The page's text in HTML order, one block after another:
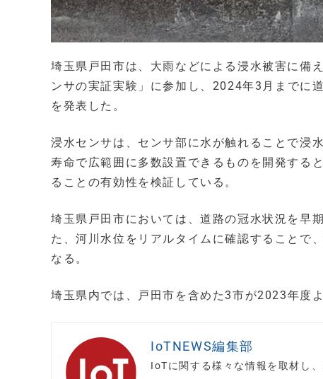
埼玉県戸田市は、大雨などによる浸水被害に備
ンサの実証実験」に参加し、2024年3月までに
を発表した。
浸水センサは、センサ部に水が触れることで浸
寿命で広範囲に多数設置できるものを開発する
ることの有効性を検証している。
埼玉県戸田市においては、道路の冠水状況を早
た、河川水位をリアルタイムに確認することで
なる。
埼玉県内では、戸田市を含めた3市が2023年度
IoTNEWS編集部
IoTに関する様々な情報を取材し